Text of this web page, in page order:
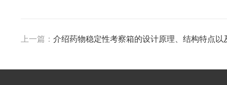
上一篇： 介绍药物稳定性考察箱的设计原理、结构特点以